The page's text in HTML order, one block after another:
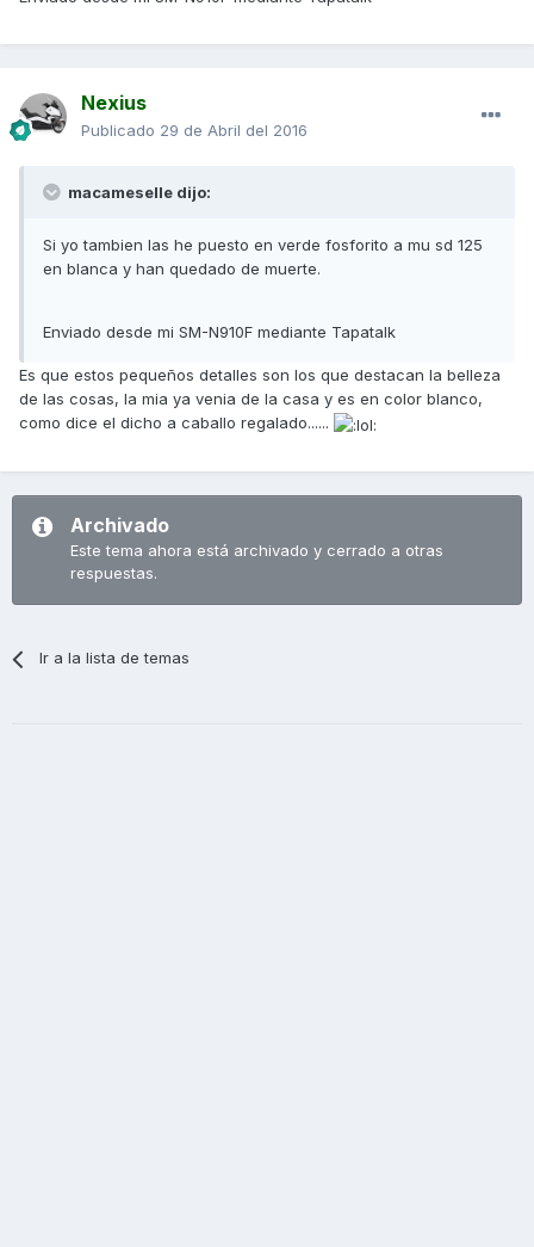
Nexius
Publicado 29 de Abril del 2016
macameselle dijo:
Si yo tambien las he puesto en verde fosforito a mu sd 125
en blanca y han quedado de muerte.
Enviado desde mi SM-N910F mediante Tapatalk
Es que estos pequeños detalles son los que destacan la belleza
de las cosas, la mia ya venia de la casa y es en color blanco,
como dice el dicho a caballo regalado......
Archivado
Este tema ahora está archivado y cerrado a otras
respuestas.
Ir a la lista de temas